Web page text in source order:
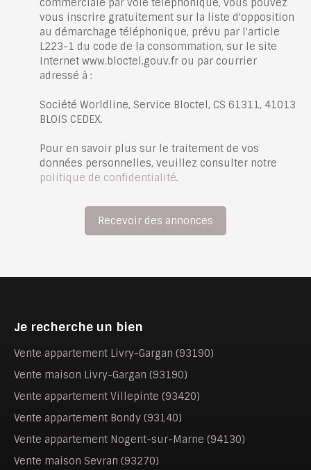
commerciale par voie téléphonique, vous pouvez
vous inscrire gratuitement sur la liste d'opposition
au démarchage téléphonique, prévu par l'article
L223-1 du code de la consommation, sur le site
Internet www.bloctel.gouv.fr ou par courrier
adressé à :
Société Worldline, Service Bloctel, CS 61311, 41013
BLOIS CEDEX.
Pour en savoir plus sur le traitement de vos
données personnelles, veuillez consulter notre
politique de confidentialité.
Recevoir des annonces
Je recherche un bien
Vente appartement Livry-Gargan (93190)
Vente maison Livry-Gargan (93190)
Vente appartement Villepinte (93420)
Vente appartement Bondy (93140)
Vente appartement Nogent-sur-Marne (94130)
Vente maison Sevran (93270)